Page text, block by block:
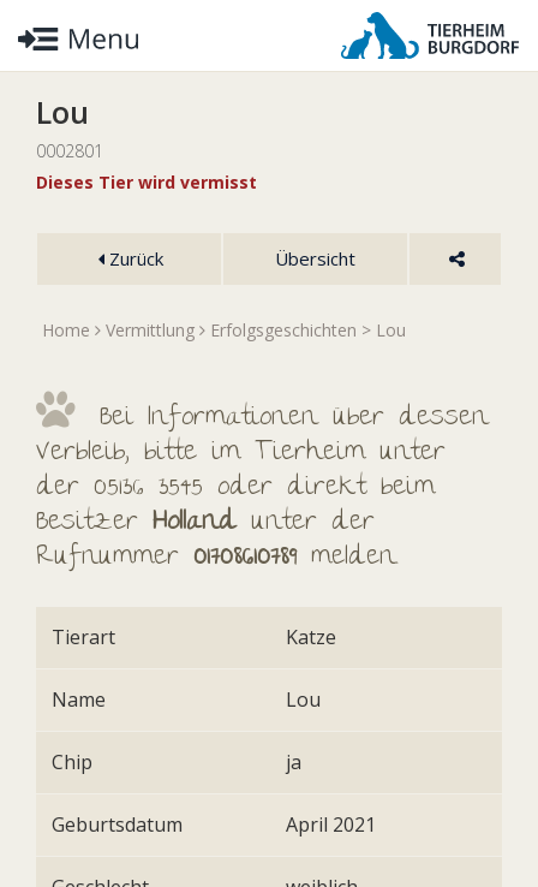
Lou
0002801
Dieses Tier wird vermisst
Zurück Übersicht
Home Vermittlung Erfolgsgeschichten > Lou
Bei Informationen über dessen
Verbleib, bitte im Tierheim unter
der 05136 3545 oder direkt beim
Besitzer Hollandunter der
Rufnummer 01708610789melden.
Tierart Katze
Name Lou
Chip ja
Geburtsdatum April 2021